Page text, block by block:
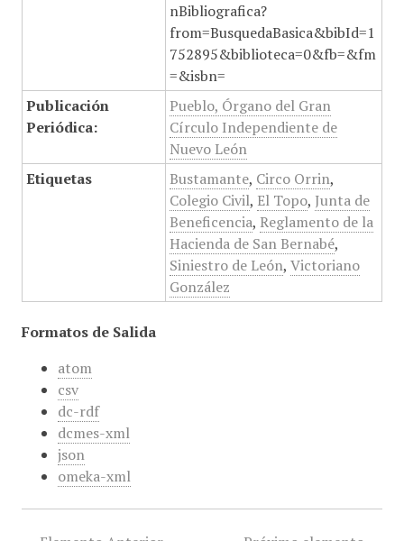
nBibliografica?
from=BusquedaBasica&bibId=1
752895&biblioteca=0&fb=&fm
=&isbn=
Publicación
Periódica:
Pueblo, Órgano del Gran
Círculo Independiente de
Nuevo León
Etiquetas
Bustamante, Circo Orrin,
Colegio Civil, El Topo, Junta de
Beneficencia, Reglamento de la
Hacienda de San Bernabé,
Siniestro de León, Victoriano
González
Formatos de Salida
atom
csv
dc-rdf
dcmes-xml
json
omeka-xml